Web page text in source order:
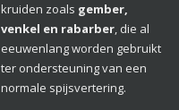
kruiden zoals gember,
venkel en rabarber, die al
eeuwenlang worden gebruikt
ter ondersteuning van een
normale spijsvertering.